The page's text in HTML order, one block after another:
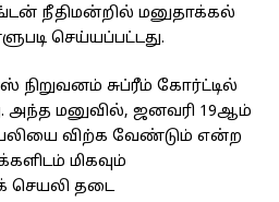
நீதிமன்றில் மனுதாக்கல்
செய்யப்பட்டது.
சுப்ரீம் கோர்ட்டில்
அந்த மனுவில், ஜனவரி 19ஆம்
விற்க வேண்டும் என்ற
மிகவும்
செயலி தடை